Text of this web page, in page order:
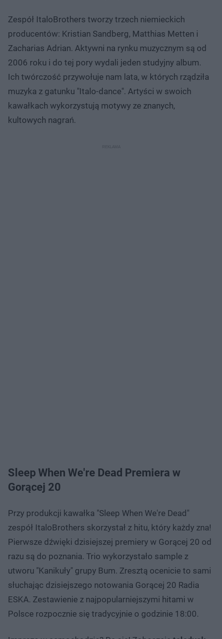
Zespół ItaloBrothers tworzy trzech niemieckich
producentów: Kristian Sandberg, Matthias Metten i
Zacharias Adrian. Aktywni na rynku muzycznym są od
2006 roku i do tej pory wydali jeden studyjny album.
Ich twórczość przywołuje nam lata, w których rządziła
muzyka z gatunku "Italo-dance". Artyści w swoich
kawałkach wykorzystują motywy ze znanych,
kultowych nagrań.
Sleep When We're Dead Premiera w
Gorącej 20
Przy produkcji kawałka "Sleep When We're Dead"
zespół ItaloBrothers skorzystał z hitu, który każdy zna!
Pierwsze dźwięki dzisiejszej premiery w Gorącej 20 od
razu są do poznania. Trio wykorzystało sample z
utworu "Kanikuły" grupy Bum. Zresztą ocenicie to sami
słuchając dzisiejszego notowania Gorącej 20 Radia
ESKA. Zestawienie z najpopularniejszymi hitami w
Polsce rozpocznie się tradycyjnie o godzinie 18:00.